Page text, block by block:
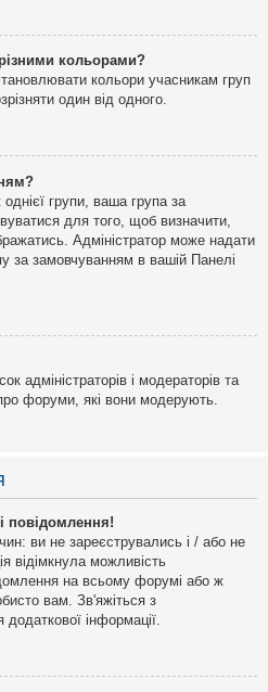
кольорами?
кольори учасникам груп
один від одного.
групи, ваша група за
для того, щоб визначити,
Адміністратор може надати
за замовчуванням в вашій Панелі
адміністраторів і модераторів та
форуми, які вони модерують.
повідомлення!
ви не зареєструвались і / або не
відімкнула можливість
на всьому форумі або ж
вам. Зв'яжіться з
інформації.